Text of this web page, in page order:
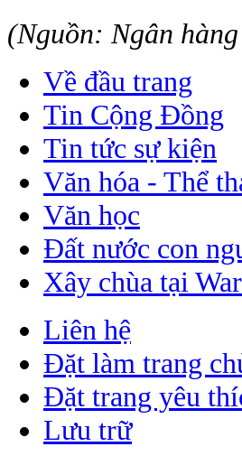
(Nguồn: Ngân
Về đầu trang
Tin Cộng Đồng
Tin tức sự kiện
Văn hóa - Thể
Văn học
Đất nước con
Xây chùa tại
Liên hệ
Đặt làm trang
Đặt trang yêu
Lưu trữ